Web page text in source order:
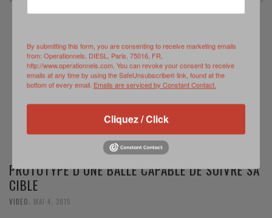
PROTOTYPE D’UNE BALLE CAPABLE DE SUIVRE SA
CIBLE
VIDEO MAI 4, 2015
By submitting this form, you are consenting to receive marketing emails
from: Operationnels, DIESL, Paris, 75016, FR,
http://www.operationnels.com. You can revoke your consent to receive
emails at any time by using the SafeUnsubscribe® link, found at the
bottom of every email. Emails are serviced by Constant Contact.
Cliquez / Click